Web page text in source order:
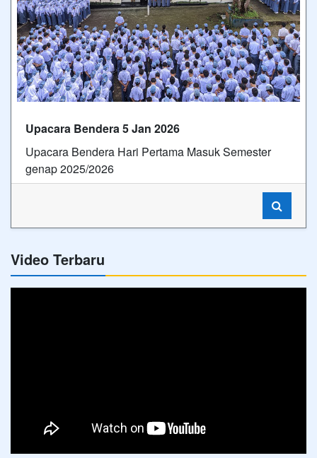
Upacara Bendera 5 Jan 2026
Upacara Bendera Hari Pertama Masuk Semester
genap 2025/2026
Video Terbaru